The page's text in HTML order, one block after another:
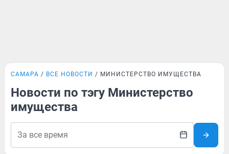
САМАРА ВСЕ НОВОСТИ МИНИСТЕРСТВО ИМУЩЕСТВА
Новости по тэгу Министерство
имущества